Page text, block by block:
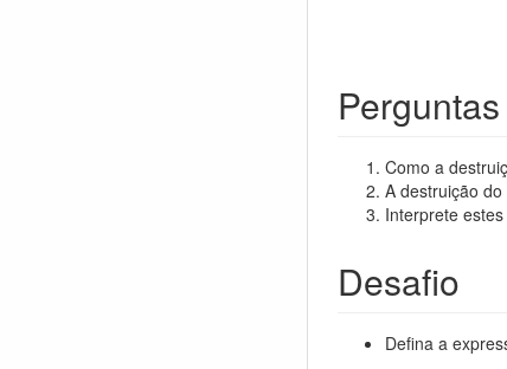
Perguntas
Como a
A destruição
Interprete
Desafio
Defina a